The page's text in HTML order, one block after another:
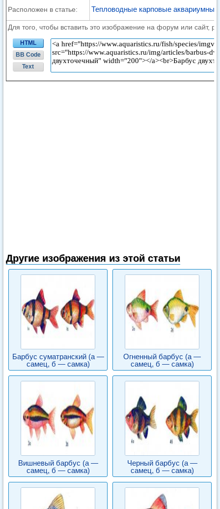
Расположен в статье: Тепловодные карповые
Для того, чтобы вставить это изображение на форум или сайт,
HTML
BB Code
Text
Другие изображения из этой статьи
Барбус суматранский (а —
самец, б — самка)
Огненный барбус (а —
самец, б — самка)
Вишневый барбус (а —
самец, б — самка)
Черный барбус (а —
самец, б — самка)